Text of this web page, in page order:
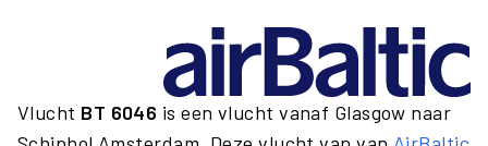
Vlucht BT 6046 is een vlucht vanaf Glasgow naar